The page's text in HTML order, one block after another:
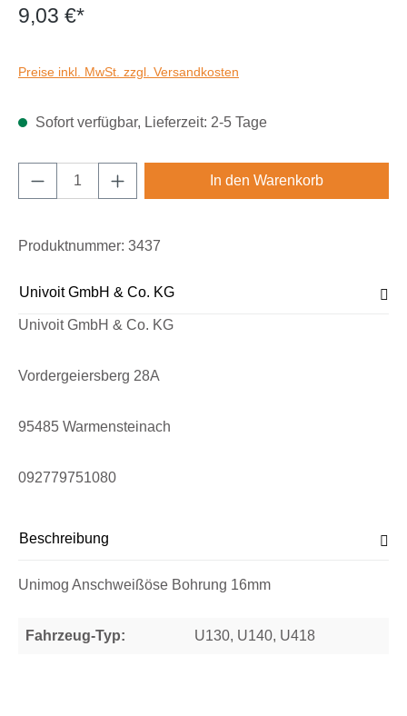
9,03 €*
Preise inkl. MwSt. zzgl. Versandkosten
Sofort verfügbar, Lieferzeit: 2-5 Tage
Produkt Anzahl: Gib den gewünschten
In den Warenkorb
Produktnummer: 3437
Univoit GmbH & Co. KG
Univoit GmbH & Co. KG
Vordergeiersberg 28A
95485 Warmensteinach
092779751080
Beschreibung
Unimog Anschweißöse Bohrung 16mm
Fahrzeug-Typ: U130, U140, U418